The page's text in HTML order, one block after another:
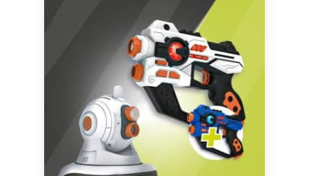
Nessun prodotto nel carrello.